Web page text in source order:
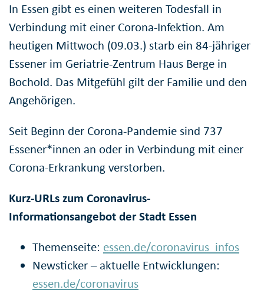
In Essen gibt es einen weiteren Todesfall in
Verbindung mit einer Corona-Infektion. Am
heutigen Mittwoch (09.03.) starb ein 84-jähriger
Essener im Geriatrie-Zentrum Haus Berge in
Bochold. Das Mitgefühl gilt der Familie und den
Angehörigen.
Seit Beginn der Corona-Pandemie sind 737
Essener*innen an oder in Verbindung mit einer
Corona-Erkrankung verstorben.
Kurz-URLs zum Coronavirus-
Informationsangebot der Stadt Essen
Themenseite: essen.de/coronavirus_infos
Newsticker – aktuelle Entwicklungen:
essen.de/coronavirus